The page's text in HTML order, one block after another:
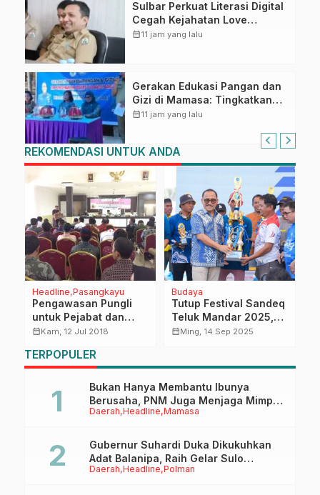
Sulbar Perkuat Literasi Digital
Cegah Kejahatan Love
Scamming
calendar_month11 jam yang lalu
Gerakan Edukasi Pangan dan
Gizi di Mamasa: Tingkatkan
Pengetahuan dan
calendar_month11 jam yang lalu
REKOMENDASI UNTUK ANDA
Headline Pasangkayu
Pengawasan Pungli
untuk Pejabat dan
Masyarakat
calendar_monthKam, 12 Jul 2018
Budaya
Tutup Festival Sandeq
Teluk Mandar 2025,
Gubernur SDK: Tahun
calendar_monthMing, 14 Sep 2025
TERPOPULER
Daerah Headline Mamasa
Bukan Hanya Membantu Ibunya
Berusaha, PNM Juga Menjaga Mimpi
Anaknya Untuk Menggapai Cita-Cita
Daerah Headline Polman
Gubernur Suhardi Duka Dikukuhkan
Adat Balanipa, Raih Gelar Sulo
Tappidena